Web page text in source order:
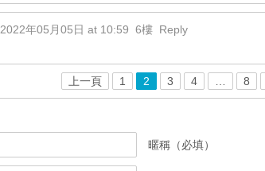
2022年05月05日 at 10:59 6樓 Reply
上一頁 1 2 3 4 8
暱稱（必填）